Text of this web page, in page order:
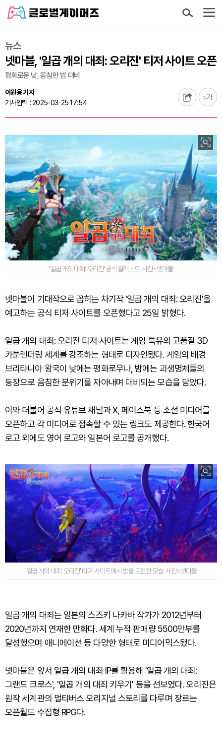
뉴스
넷마블, '일곱 개의 대죄: 오리진' 티저 사이트 오픈
평화로운 낮, 음침한 밤 대비
이원용 기자
기사입력 : 2025-03-25 17:54
'일곱 개의 대죄: 오리진' 공식 일러스트. 사진=넷마블
넷마블이 기대작으로 꼽히는 차기작 '일곱 개의 대죄: 오리진'을
예고하는 공식 티저 사이트를 오픈했다고 25일 밝혔다.
일곱 개의 대죄: 오리진 티저 사이트는 게임 특유의 고품질 3D
카툰렌더링 세계를 강조하는 형태로 디자인됐다. 게임의 배경
브리타니아 왕국이 낮에는 평화로우나, 밤에는 괴생명체들의
등장으로 음침한 분위기를 자아내며 대비되는 모습을 담았다.
이와 더불어 공식 유튜브 채널과 X, 페이스북 등 소셜 미디어를
오픈하고 각 미디어로 접속할 수 있는 링크도 제공한다. 한국어
로고 외에도 영어 로고와 일본어 로고를 공개했다.
'일곱 개의 대죄: 오리진' 티저 사이트에서 밤을 표현한 모습. 사진=넷마블
일곱 개의 대죄는 일본의 스즈키 나카바 작가가 2012년부터
2020년까지 연재한 만화다. 세계 누적 판매량 5500만부를
달성했으며 애니메이션 등 다양한 형태로 미디어믹스됐다.
넷마블은 앞서 일곱 개의 대죄 IP를 활용해 '일곱 개의 대죄:
그랜드 크로스', '일곱 개의 대죄 키우기' 등을 선보였다. 오리진은
원작 세계관의 멀티버스 오리지널 스토리를 다루며 장르는
오픈월드 수집형 RPG다.